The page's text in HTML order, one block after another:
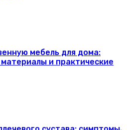
мебель для дома:
и практические